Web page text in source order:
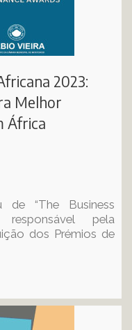
2023:
Melhor
África
de “The Business
responsável pela
dos Prémios de